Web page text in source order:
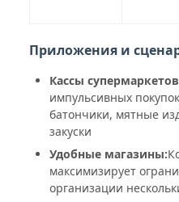
Приложения и
Кассы
импульсивных
батончики, мятные
закуски
Удобные магазины:
максимизирует
организации